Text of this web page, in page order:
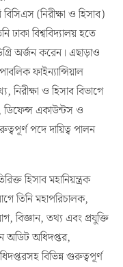
(নিরীক্ষা ও হিসাব)
ঢাকা বিশ্ববিদ্যালয় হতে
অর্জন করেন। এছাড়াও
ফাইন্যান্সিয়াল
নিরীক্ষা ও হিসাব বিভাগে
ডিফেন্স একাউন্টস ও
পদে দায়িত্ব পালন
হিসাব মহানিয়ন্ত্রক
তিনি মহাপরিচালক,
বিজ্ঞান, তথ্য এবং প্রযুক্তি
অডিট অধিদপ্তর,
বিভিন্ন গুরুত্বপূর্ণ